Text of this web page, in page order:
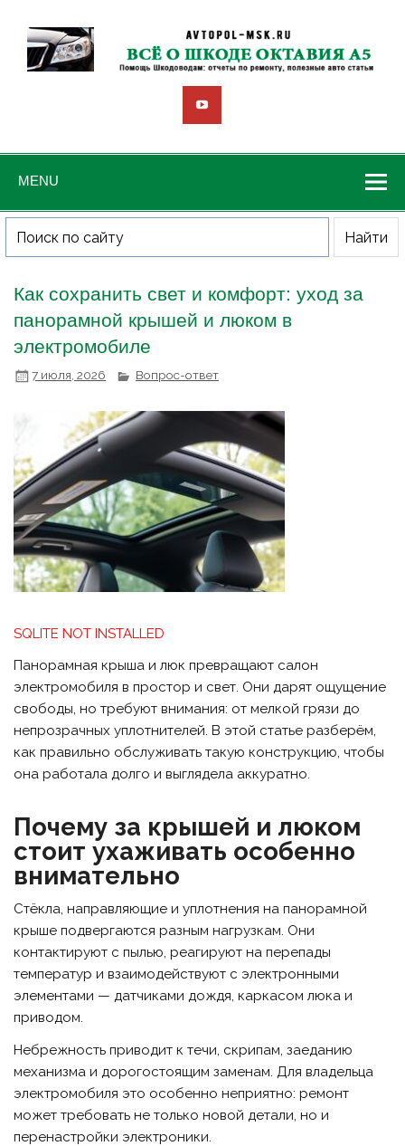
MENU
Как сохранить свет и комфорт: уход за
панорамной крышей и люком в
электромобиле
7 июля, 2026 Вопрос-ответ
SQLITE NOT INSTALLED
Панорамная крыша и люк превращают салон
электромобиля в простор и свет. Они дарят ощущение
свободы, но требуют внимания: от мелкой грязи до
непрозрачных уплотнителей. В этой статье разберём,
как правильно обслуживать такую конструкцию, чтобы
она работала долго и выглядела аккуратно.
Почему за крышей и люком
стоит ухаживать особенно
внимательно
Стёкла, направляющие и уплотнения на панорамной
крыше подвергаются разным нагрузкам. Они
контактируют с пылью, реагируют на перепады
температур и взаимодействуют с электронными
элементами — датчиками дождя, каркасом люка и
приводом.
Небрежность приводит к течи, скрипам, заеданию
механизма и дорогостоящим заменам. Для владельца
электромобиля это особенно неприятно: ремонт
может требовать не только новой детали, но и
перенастройки электроники.